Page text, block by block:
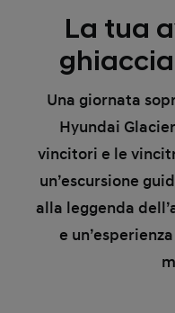
La tua
Una giornata
Hyundai
vincitori e le
un’escursione
alla leggenda
e